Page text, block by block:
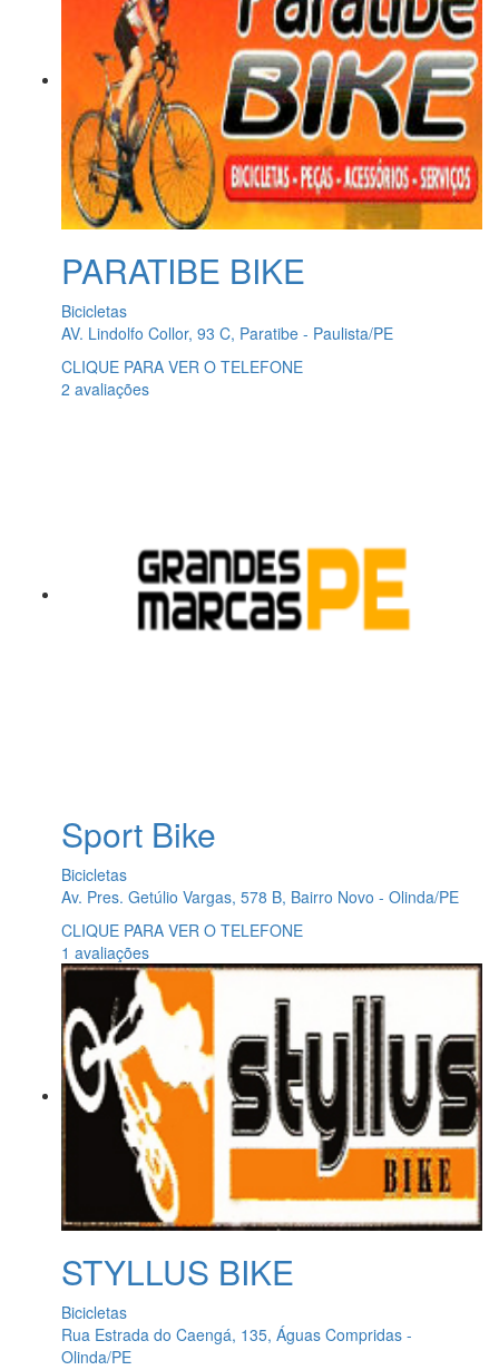
PARATIBE BIKE
Bicicletas
AV. Lindolfo Collor, 93 C, Paratibe - Paulista/PE
CLIQUE PARA VER O TELEFONE
2 avaliações
Sport Bike
Bicicletas
Av. Pres. Getúlio Vargas, 578 B, Bairro Novo - Olinda/PE
CLIQUE PARA VER O TELEFONE
1 avaliações
STYLLUS BIKE
Bicicletas
Rua Estrada do Caengá, 135, Águas Compridas -
Olinda/PE